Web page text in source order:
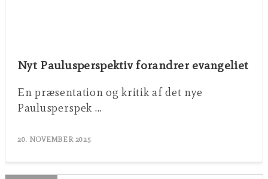
Nyt Paulusperspektiv forandrer evangeliet
En præsentation og kritik af det nye
Paulusperspek …
20. NOVEMBER 2025